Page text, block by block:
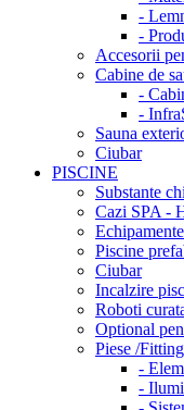
-
-
Accesorii
Cabine de
-
-
Sauna
Ciubar
PISCINE
Substante
Cazi SPA -
Piscine
Ciubar
Incalzire
Roboti
Optional
Piese /
-
-